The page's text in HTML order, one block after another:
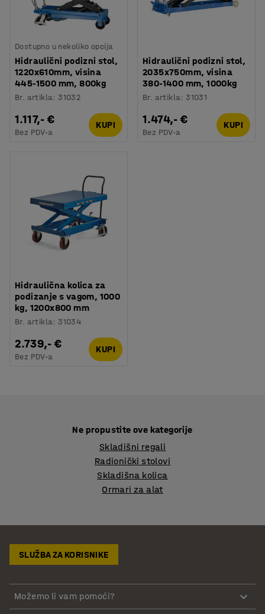
Dostupno u nekoliko opcija
Hidraulični podizni stol,
1220x610mm, visina
445-1500 mm, 800kg
Br. artikla:31032
1.117,- €
Bez PDV-a
KUPI
Hidraulični podizni stol,
2035x750mm, visina
380-1400 mm, 1000kg
Br. artikla:31031
1.474,- €
Bez PDV-a
KUPI
Hidraulična kolica za
podizanje s vagom, 1000
kg, 1200x800 mm
Br. artikla:31034
2.739,- €
Bez PDV-a
KUPI
Ne propustite ove kategorije
Skladišni regali
Radionički stolovi
Skladišna kolica
Ormari za alat
SLUŽBA ZA KORISNIKE
Možemo li vam pomoći?